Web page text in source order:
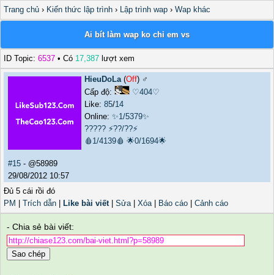
Trang chủ › Kiến thức lập trình › Lập trình wap › Wap khác
Ai bít làm wap ko chỉ em vs
ID Topic: 6537 • Có 17,387 lượt xem
HieuDoLa(Off) ♂️
Cấp độ:
♡404♡
Like: 85/14
Online: ✨1/5379✨
????? ⚡??/??⚡
🩸1/4139🩸 🌟0/1694🌟
#15 - @58989
29/08/2012 10:57
Đủ 5 cái rồi đó
PM
Trích dẫn Like bài viết| Sửa| Xóa| Báo cáo Cảnh cáo
- Chia sẻ bài viết:
Sao chép